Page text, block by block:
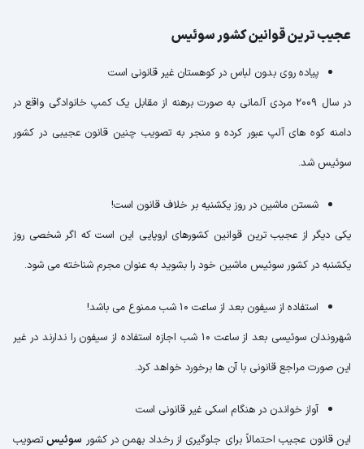
عجیب ترین قوانین کشور سوئیس
پیاده روی بدون لباس در کوهستان غیر قانونی است
در سال 2009 مردی آلمانی به صورت برهنه از مقابل یک کمپ خانوادگی واقع در
دامنه کوه های آلپ عبور کرده و منجر به تصویب چنین قانون عجیبی در کشور
سوئیس شد.
شستن ماشین در روز یکشنیه بر خلاف قانون است!
یکی دیگر از عجیب ترین قوانین کشورهای اروپایی این است که اگر شخصی روز
یکشنبه در کشور سوئیس ماشین خود را بشوید به عنوان مجرم شناخته می شود.
استفاده از سیفون بعد از ساعت 10 شب ممنوع می باشد!
شهروندان سوئیسی بعد از ساعت 10 شب اجازه استفاده از سیفون را ندارند در غیر
این صورت مراجع قانونی با آن ها برخورد خواهد کرد.
آواز خواندن در هنگام اسکی غیر قانونی است
این قانون عجیب احتمالاً برای جلوگیری از رخداد بهمن در کشور سوئیستصویب